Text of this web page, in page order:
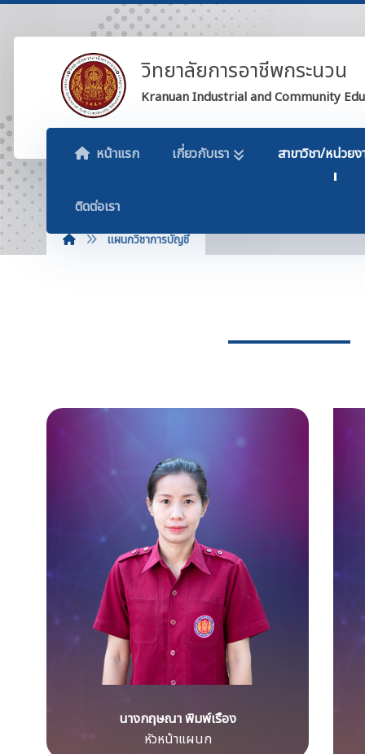
วิทยาลัยการอาชีพกระนวน
Kranuan Industrial and Community
หน้าแรก เกี่ยวกับเรา สาขาวิชา/หน่วย
ติดต่อเรา
แผนกวิชาการบัญชี
นางกฤษณา พิมพ์เรือง
หัวหน้าแผนก